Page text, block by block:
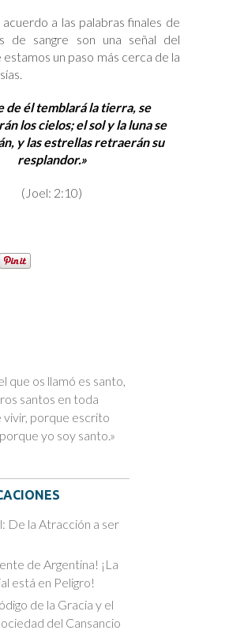
a las palabras finales de
de sangre son una señal del
un paso más cerca de la
de él temblará la tierra, se
los cielos; el sol y la luna se
y las estrellas retraerán su
resplandor.»
(Joel: 2:10)
que os llamó es santo,
santos en toda
porque escrito
yo soy santo.»
De la Atracción a ser
de Argentina! ¡La
está en Peligro!
de la Gracia y el
del Cansancio